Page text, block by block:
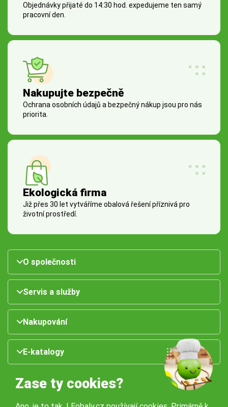
Objednávky přijaté do 14:30 hod. expedujeme ten samý
pracovní den.
Nakupujte bezpečně
Ochrana osobních údajů a bezpečný nákup jsou pro nás
priorita.
Ekologická firma
Již přes 30 let vytváříme obalová řešení příznivá pro
životní prostředí.
O společnosti
Servis a služby
Nakupování
E-katalogy
Zase ty cookies?